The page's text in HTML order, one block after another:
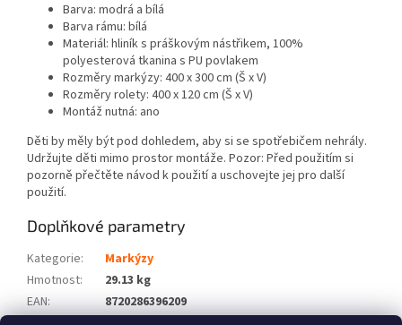
Barva: modrá a bílá
Barva rámu: bílá
Materiál: hliník s práškovým nástřikem, 100%
polyesterová tkanina s PU povlakem
Rozměry markýzy: 400 x 300 cm (Š x V)
Rozměry rolety: 400 x 120 cm (Š x V)
Montáž nutná: ano
Děti by měly být pod dohledem, aby si se spotřebičem nehrály.
Udržujte děti mimo prostor montáže. Pozor: Před použitím si
pozorně přečtěte návod k použití a uschovejte jej pro další
použití.
Doplňkové parametry
Kategorie:
Markýzy
Hmotnost:
29.13 kg
EAN:
8720286396209